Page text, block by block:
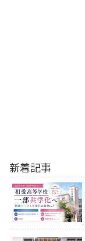
新着記事